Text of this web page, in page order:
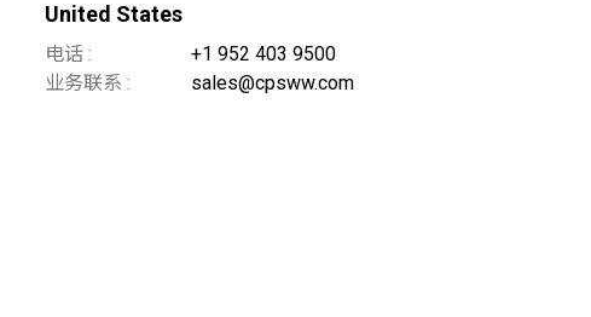
United States
电话 :
+1 952 403 9500
业务联系 :
sales@cpsww.com